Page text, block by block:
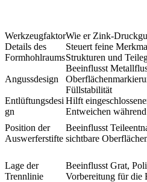
WerkzeugfaktorWie er Zink-
Details des
Formhohlraums
Steuert feine
Strukturen und
Angussdesign
Beeinflusst
Füllstabilität
Entlüftungsdesi
gn
Hilft
Entweichen während
Position der
Auswerferstifte
Beeinflusst
sichtbare
Lage der
Trennlinie
Beeinflusst Grat,
Vorbereitung für die